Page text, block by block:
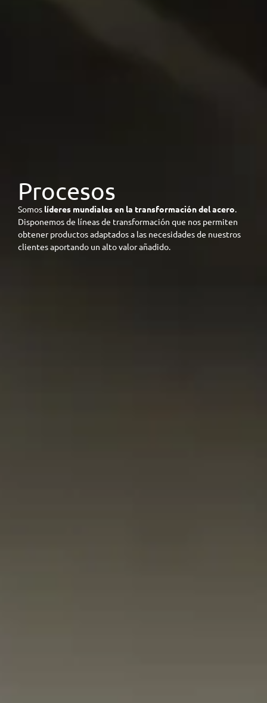
Procesos
Somos líderes mundiales en la transformación del acero.
Disponemos de líneas de transformación que nos permiten
obtener productos adaptados a las necesidades de nuestros
clientes aportando un alto valor añadido.